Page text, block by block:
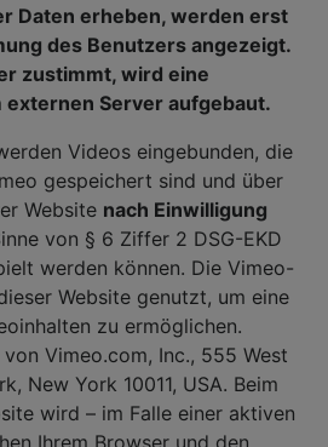
Daten erheben, werden erst
des Benutzers angezeigt.
zustimmt, wird eine
externen Server aufgebaut.
Videos eingebunden, die
gespeichert sind und über
Website nach Einwilligung
von § 6 Ziffer 2 DSG-EKD
werden können. Die Vimeo-
Website genutzt, um eine
zu ermöglichen.
Vimeo.com, Inc., 555 West
New York 10011, USA. Beim
wird – im Falle einer aktiven